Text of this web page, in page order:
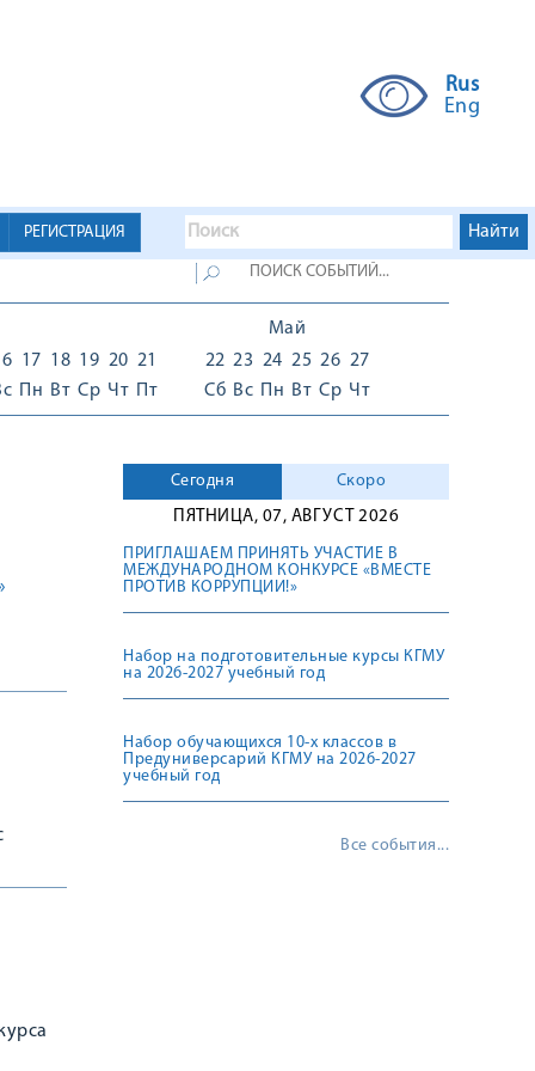
Rus
Eng
РЕГИСТРАЦИЯ
17
Пн
18
Вт
19
Ср
20
Чт
21
Пт
Май
22
Сб
23
Вс
24
Пн
25
Вт
26
Ср
27
Чт
Сегодня
Скоро
ПЯТНИЦА, 07, АВГУСТ 2026
ПРИГЛАШАЕМ ПРИНЯТЬ УЧАСТИЕ В
МЕЖДУНАРОДНОМ КОНКУРСЕ «ВМЕСТЕ
ПРОТИВ КОРРУПЦИИ!»
Набор на подготовительные курсы КГМУ
на 2026-2027 учебный год
Набор обучающихся 10-х классов в
Предуниверсарий КГМУ на 2026-2027
учебный год
Все события...